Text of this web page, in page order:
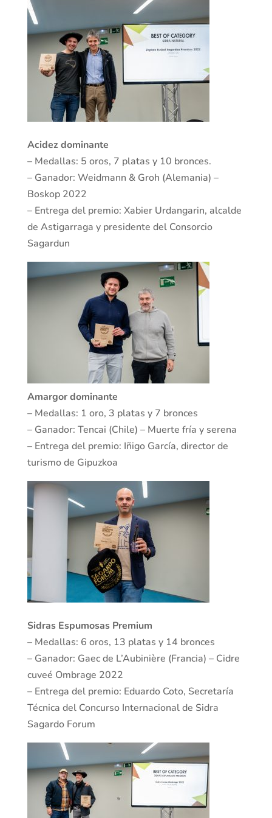
Acidez dominante
– Medallas: 5 oros, 7 platas y 10 bronces.
– Ganador: Weidmann & Groh (Alemania) –
Boskop 2022
– Entrega del premio: Xabier Urdangarin, alcalde
de Astigarraga y presidente del Consorcio
Sagardun
Amargor dominante
– Medallas: 1 oro, 3 platas y 7 bronces
– Ganador: Tencai (Chile) – Muerte fría y serena
– Entrega del premio: Iñigo García, director de
turismo de Gipuzkoa
Sidras Espumosas Premium
– Medallas: 6 oros, 13 platas y 14 bronces
– Ganador: Gaec de L’Aubinière (Francia) – Cidre
cuveé Ombrage 2022
– Entrega del premio: Eduardo Coto, Secretaría
Técnica del Concurso Internacional de Sidra
Sagardo Forum